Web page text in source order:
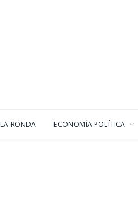
LA RONDA ECONOMÍA POLÍTICA